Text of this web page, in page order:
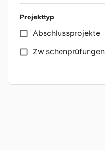
Projekttyp
Abschlussprojekte
Zwischenprüfungen